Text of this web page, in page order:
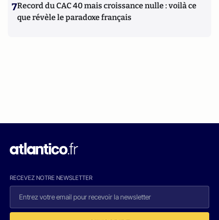
7Record du CAC 40 mais croissance nulle : voilà ce
que révèle le paradoxe français
RECEVEZ NOTRE NEWSLETTER